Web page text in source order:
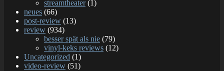
streamtheater(1)
neues (66)
post-review (13)
review (934)
besser spät als nie (79)
vinyl-keks reviews (12)
Uncategorized (1)
video-review (51)